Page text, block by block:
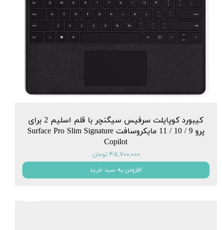
کیبورد کوپایلت سرفیس سیگنچر با قلم اسلیم 2 برای
پرو 9 / 10 / 11 مایکروسافت Surface Pro Slim Signature
Copilot
۴۵,۷۰۰,۰۰۰ تومان
افزودن به سبد خرید